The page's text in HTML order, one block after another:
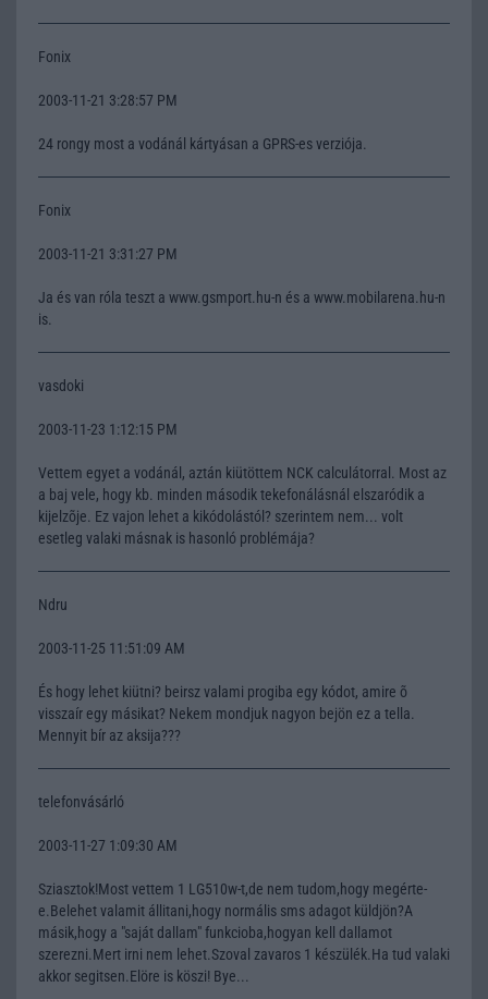
Fonix
2003-11-21 3:28:57 PM
24 rongy most a vodánál kártyásan a GPRS-es verziója.
Fonix
2003-11-21 3:31:27 PM
Ja és van róla teszt a www.gsmport.hu-n és a www.mobilarena.hu-n
is.
vasdoki
2003-11-23 1:12:15 PM
Vettem egyet a vodánál, aztán kiütöttem NCK calculátorral. Most az
a baj vele, hogy kb. minden második tekefonálásnál elszaródik a
kijelzõje. Ez vajon lehet a kikódolástól? szerintem nem... volt
esetleg valaki másnak is hasonló problémája?
Ndru
2003-11-25 11:51:09 AM
És hogy lehet kiütni? beirsz valami progiba egy kódot, amire õ
visszaír egy másikat? Nekem mondjuk nagyon bejön ez a tella.
Mennyit bír az aksija???
telefonvásárló
2003-11-27 1:09:30 AM
Sziasztok!Most vettem 1 LG510w-t,de nem tudom,hogy megérte-
e.Belehet valamit állitani,hogy normális sms adagot küldjön?A
másik,hogy a "saját dallam" funkcioba,hogyan kell dallamot
szerezni.Mert irni nem lehet.Szoval zavaros 1 készülék.Ha tud valaki
akkor segitsen.Elöre is köszi! Bye...